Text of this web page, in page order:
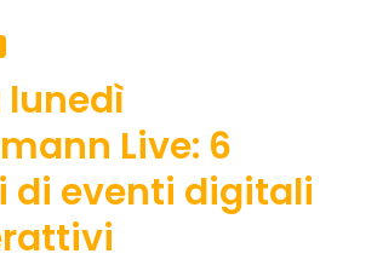
lunedì
Live: 6
di eventi digitali